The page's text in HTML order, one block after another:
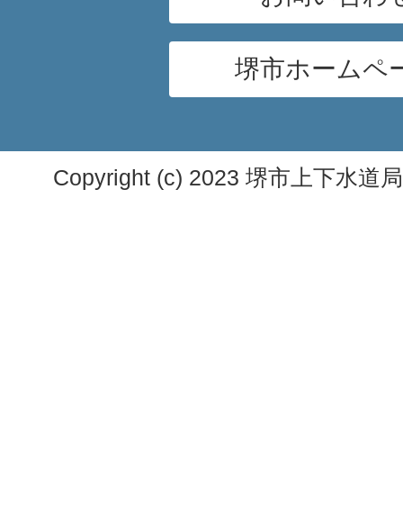
堺市ホームペ
Copyright (c) 2023 堺市上下水道